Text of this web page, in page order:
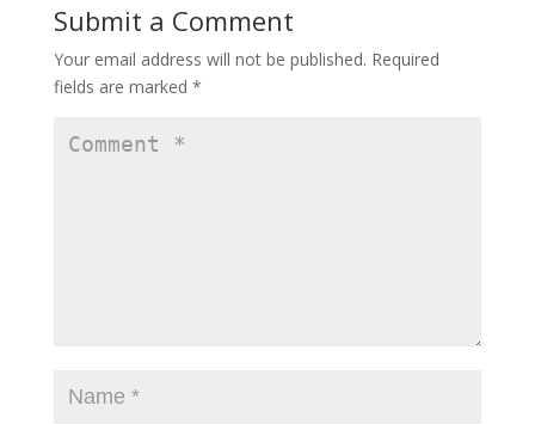
Submit a Comment
Your email address will not be published. Required
fields are marked *